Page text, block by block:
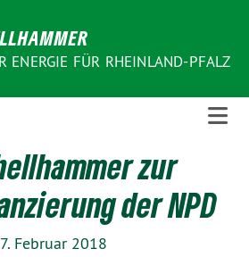
ENERGIE FÜR RHEINLAND-PFALZ
zur
der NPD
Februar 2018